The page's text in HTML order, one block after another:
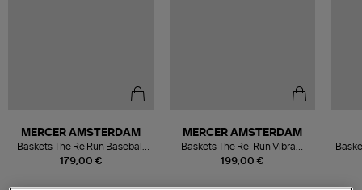
179,00 €
MERCER AMSTERDAM
Baskets The Re Run Baseball
White Green
199,00 €
MERCER AMSTERDAM
Baskets The Re-Run Vibram
Silver